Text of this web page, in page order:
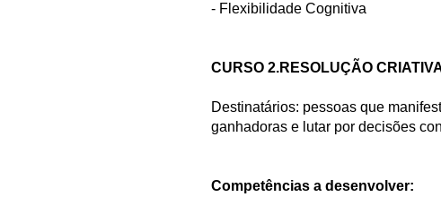
- Flexibilidade Cognitiva
CURSO 2.RESOLUÇÃO
Destinatários: pessoas que
ganhadoras e lutar por decisões
Competências a desenvolver: